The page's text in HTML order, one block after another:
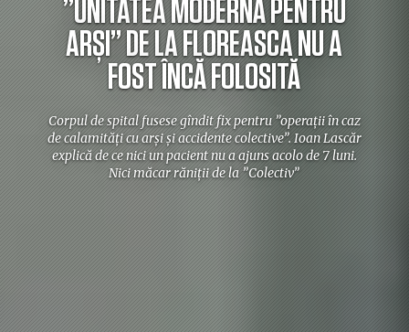
”UNITATEA MODERNĂ PENTRU
ARȘI” DE LA FLOREASCA NU A
FOST ÎNCĂ FOLOSITĂ
Corpul de spital fusese gîndit fix pentru ”operaţii în caz
de calamităţi cu arși şi accidente colective”. Ioan Lascăr
explică de ce nici un pacient nu a ajuns acolo de 7 luni.
Nici măcar răniții de la ”Colectiv”